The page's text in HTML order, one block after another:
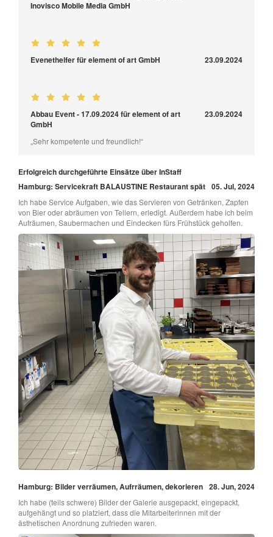
Inovisco Mobile Media GmbH
Evenethelfer für element of art GmbH 23.09.2024
Abbau Event - 17.09.2024 für element of art
GmbH
23.09.2024
„Sehr kompetente und freundlich!“
Erfolgreich durchgeführte Einsätze über InStaff
Hamburg: Servicekraft BALAUSTINE Restaurant spät 05. Jul, 2024
Ich habe Service Aufgaben, wie das Servieren von Getränken, Zapfen
von Bier oder abräumen von Tellern, erledigt. Außerdem habe ich beim
Aufräumen, Saubermachen und Eindecken fürs Frühstück geholfen.
Hamburg: Bilder verräumen, Aufrräumen, dekorieren 28. Jun, 2024
Ich habe (teils schwere) Bilder der Galerie ausgepackt, eingepackt,
aufgehängt und so platziert, dass die Mitarbeiterinnen mit der
ästhetischen Anordnung zufrieden waren.